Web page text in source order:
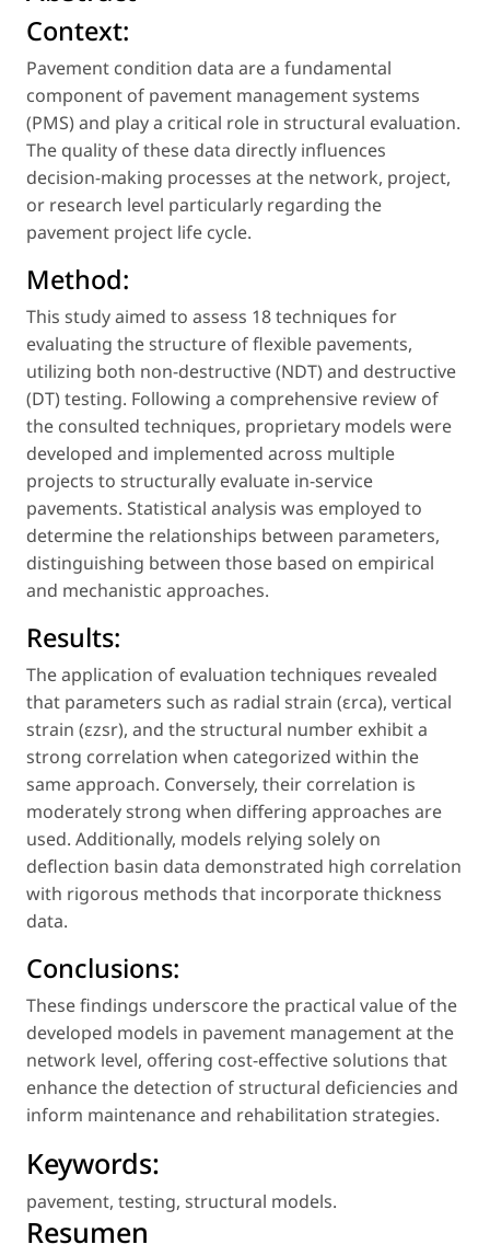
Context:
Pavement condition data are a fundamental
component of pavement management systems
(PMS) and play a critical role in structural evaluation.
The quality of these data directly influences
decision-making processes at the network, project,
or research level particularly regarding the
pavement project life cycle.
Method:
This study aimed to assess 18 techniques for
evaluating the structure of flexible pavements,
utilizing both non-destructive (NDT) and destructive
(DT) testing. Following a comprehensive review of
the consulted techniques, proprietary models were
developed and implemented across multiple
projects to structurally evaluate in-service
pavements. Statistical analysis was employed to
determine the relationships between parameters,
distinguishing between those based on empirical
and mechanistic approaches.
Results:
The application of evaluation techniques revealed
that parameters such as radial strain (εrca), vertical
strain (εzsr), and the structural number exhibit a
strong correlation when categorized within the
same approach. Conversely, their correlation is
moderately strong when differing approaches are
used. Additionally, models relying solely on
deflection basin data demonstrated high correlation
with rigorous methods that incorporate thickness
data.
Conclusions:
These findings underscore the practical value of the
developed models in pavement management at the
network level, offering cost-effective solutions that
enhance the detection of structural deficiencies and
inform maintenance and rehabilitation strategies.
Keywords:
pavement, testing, structural models.
Resumen